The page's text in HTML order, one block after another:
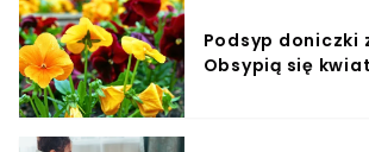
Podsyp doniczki
Obsypią się